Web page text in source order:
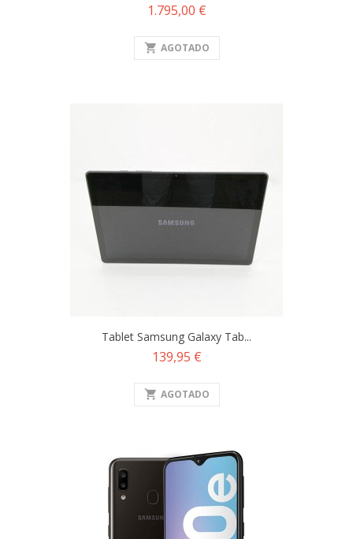
Precio
1.795,00 €
shopping_cart AGOTADO
Tablet Samsung Galaxy Tab...
Precio
139,95 €
shopping_cart AGOTADO